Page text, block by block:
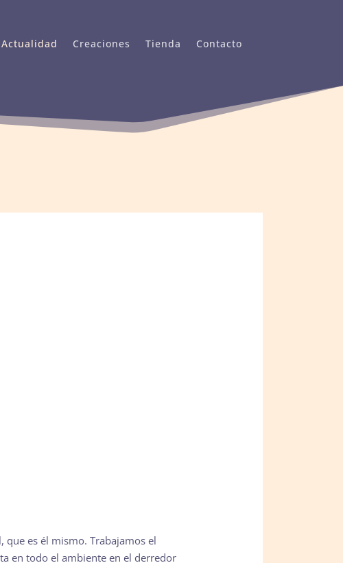
Actualidad Creaciones Tienda Contacto
que es él mismo. Trabajamos el
en todo el ambiente en el derredor